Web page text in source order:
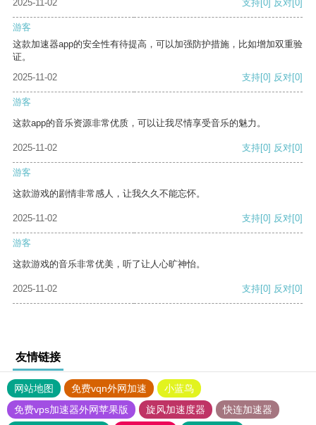
2025-11-02
支持[0] 反对[0]
游客
这款加速器app的安全性有待提高，可以加强防护措施，比如增加双重验
证。
2025-11-02
支持[0] 反对[0]
游客
这款app的音乐资源非常优质，可以让我尽情享受音乐的魅力。
2025-11-02 支持[0] 反对[0]
游客
这款游戏的剧情非常感人，让我久久不能忘怀。
2025-11-02 支持[0] 反对[0]
游客
这款游戏的音乐非常优美，听了让人心旷神怡。
2025-11-02 支持[0] 反对[0]
友情链接
网站地图 免费vqn外网加速
小蓝鸟
免费vps加速器外网苹果版
旋风加速度器 快连加速器